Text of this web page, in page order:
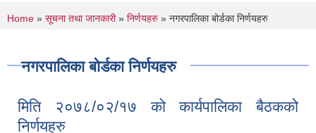
You are here
Home » सूचना तथा जानकारी» निर्णयहरु » नगरपालिका बोर्डका निर्णयहरु
नगरपालिका बोर्डका निर्णयहरु
मिति २०७८/०२/१७ को कार्यपालिका बैठकको
निर्णयहरु